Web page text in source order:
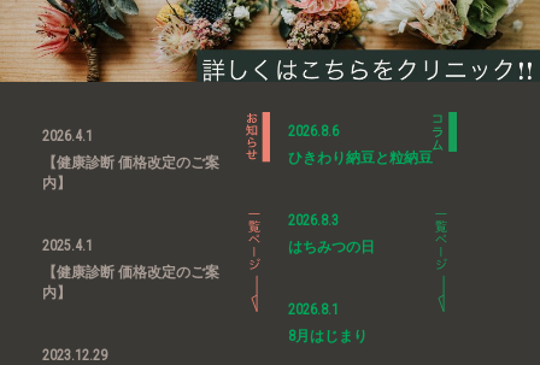
2026.4.1
【健康診断 価格改定のご案
内】
2025.4.1
【健康診断 価格改定のご案
内】
2023.12.29
2026.8.6
ひきわり納豆と粒納豆
2026.8.3
はちみつの日
2026.8.1
8月はじまり